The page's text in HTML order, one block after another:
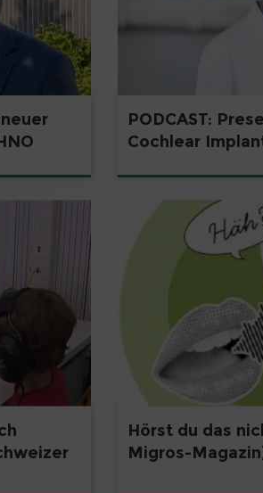
PODCAST:
Cochlear
Hörst du das
Migros-